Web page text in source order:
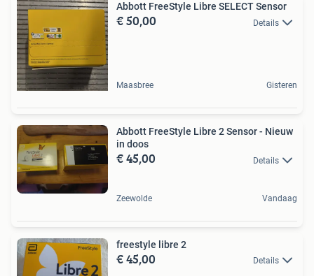
Abbott FreeStyle Libre SELECT Sensor
€ 50,00 Details
Maasbree Gisteren
Abbott FreeStyle Libre 2 Sensor - Nieuw
in doos
€ 45,00 Details
Zeewolde Vandaag
freestyle libre 2
€ 45,00 Details